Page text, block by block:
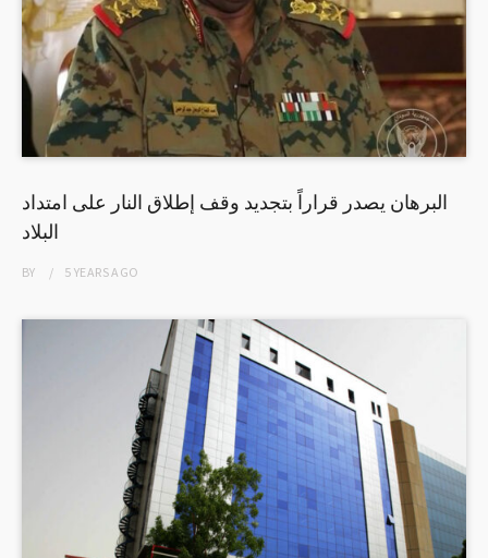
البرهان يصدر قراراً بتجديد وقف إطلاق النار على امتداد
البلاد
BY 5 YEARSAGO